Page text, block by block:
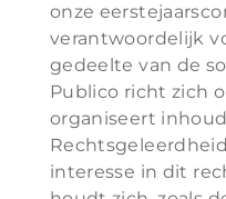
onze
verantwoordelijk
gedeelte van de
Publico richt zich
organiseert
interesse in dit